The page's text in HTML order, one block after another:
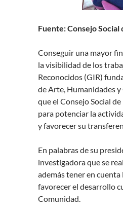
Fuente: Consejo Social
Conseguir una mayor
la visibilidad de los
Reconocidos (GIR)
de Arte, Humanidades y
que el Consejo Social
para potenciar la
y favorecer su
En palabras de su
investigadora que se
además tener en
favorecer el desarrollo
Comunidad.